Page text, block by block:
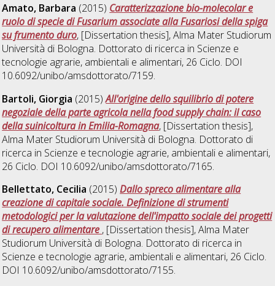
Amato, Barbara (2015) Caratterizzazione bio-molecolar e
ruolo di specie di Fusarium associate alla Fusariosi della spiga
su frumento duro, [Dissertation thesis], Alma Mater Studiorum
Università di Bologna. Dottorato di ricerca in Scienze e
tecnologie agrarie, ambientali e alimentari, 26 Ciclo. DOI
10.6092/unibo/amsdottorato/7159.
Bartoli, Giorgia (2015)All'origine dello squilibrio di potere
negoziale della parte agricola nella food supply chain: il caso
della suinicoltura in Emilia-Romagna, [Dissertation thesis],
Alma Mater Studiorum Università di Bologna. Dottorato di
ricerca in Scienze e tecnologie agrarie, ambientali e alimentari,
26 Ciclo. DOI 10.6092/unibo/amsdottorato/7165.
Bellettato, Cecilia (2015)Dallo spreco alimentare alla
creazione di capitale sociale. Definizione di strumenti
metodologici per la valutazione dell'impatto sociale dei progetti
di recupero alimentare , [Dissertation thesis], Alma Mater
Studiorum Università di Bologna. Dottorato di ricerca in
Scienze e tecnologie agrarie, ambientali e alimentari, 26 Ciclo.
DOI 10.6092/unibo/amsdottorato/7155.